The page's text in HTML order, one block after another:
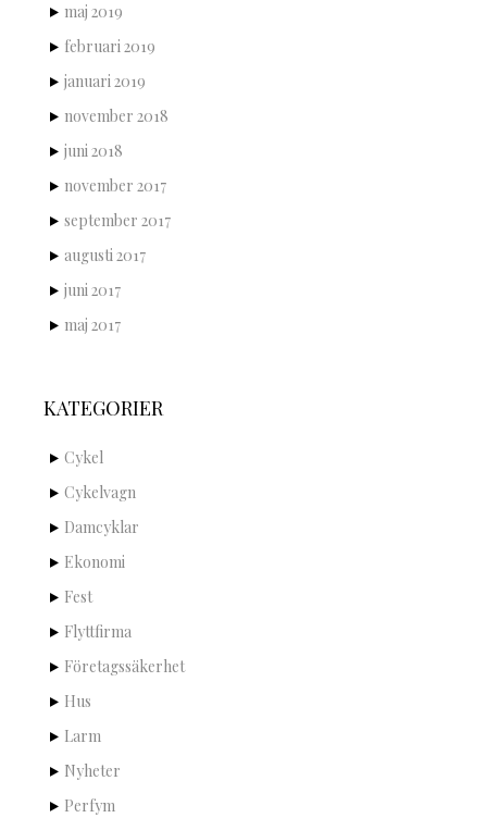
maj 2019
februari 2019
januari 2019
november 2018
juni 2018
november 2017
september 2017
augusti 2017
juni 2017
maj 2017
KATEGORIER
Cykel
Cykelvagn
Damcyklar
Ekonomi
Fest
Flyttfirma
Företagssäkerhet
Hus
Larm
Nyheter
Perfym